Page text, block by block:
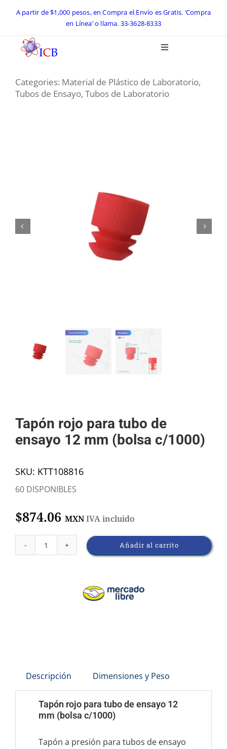
content
A partir de $1,000 pesos, en Compra el Envío es Gratis. ‘Compra
en Línea’ o llama. 33-3628-8333
Toggle
Mi cuenta
Categories: Material de Plástico de Laboratorio,
Tubos de Ensayo, Tubos de Laboratorio
Tapón rojo para tubo de
ensayo 12 mm (bolsa c/1000)
SKU: KTT108816
60 DISPONIBLES
$874.06 MXNIVA incluido
Tapón
mm
-
1000pzas
Añadir al carrito
Descripción Dimensiones y Peso
Tapón rojo para tubo de ensayo 12
mm (bolsa c/1000)
Tapón a presión para tubos de ensayo